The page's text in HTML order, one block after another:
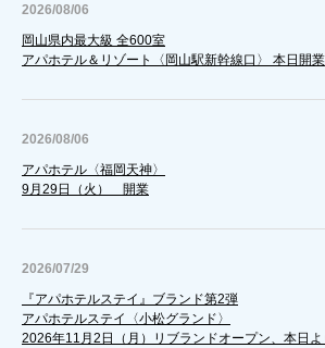
2026/08/06
岡山県内最大級 全600室
アパホテル＆リゾート〈岡山駅新幹線口〉 本日開業
2026/08/06
アパホテル〈福岡天神〉
9月29日（火） 開業
2026/07/29
『アパホテルステイ』ブランド第2弾
アパホテルステイ〈小松グランド〉
2026年11月2日（月）リブランドオープン、本日